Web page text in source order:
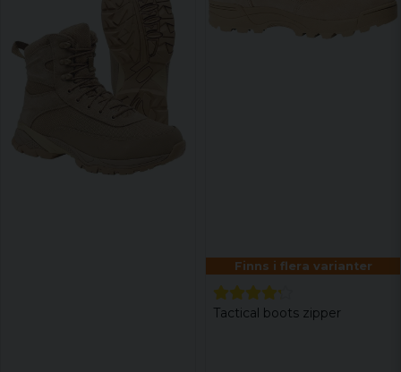
Finns i flera varianter
Tactical boots zipper